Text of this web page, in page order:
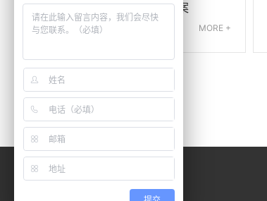
0.9寸LED显示钟控收音方案
2022-11-02 MORE +